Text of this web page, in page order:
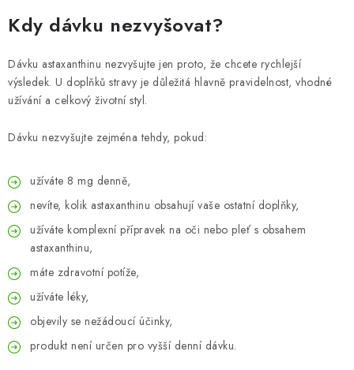
Kdy dávku nezvyšovat?
Dávku astaxanthinu nezvyšujte jen proto, že chcete rychlejší
výsledek. U doplňků stravy je důležitá hlavně pravidelnost, vhodné
užívání a celkový životní styl.
Dávku nezvyšujte zejména tehdy, pokud:
užíváte 8 mg denně,
nevíte, kolik astaxanthinu obsahují vaše ostatní doplňky,
užíváte komplexní přípravek na oči nebo pleť s obsahem
astaxanthinu,
máte zdravotní potíže,
užíváte léky,
objevily se nežádoucí účinky,
produkt není určen pro vyšší denní dávku.